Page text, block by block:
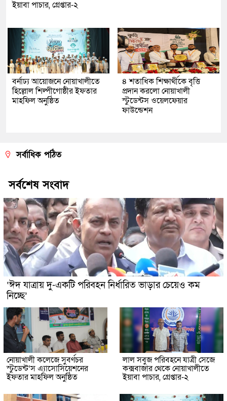
ইয়াবা পাচার, গ্রেপ্তার-২
বর্নাঢ্য আয়োজনে নোয়াখালীতে
হিল্লোল শিল্পীগোষ্ঠীর ইফতার
মাহফিল অনুষ্ঠিত
৪ শতাধিক শিক্ষার্থীকে বৃত্তি
প্রদান করলো নোয়াখালী
স্টুডেন্টস ওয়েলফেয়ার
ফাউন্ডেশন
সর্বাধিক পঠিত
সর্বশেষ সংবাদ
‘ঈদ যাত্রায় দু-একটি পরিবহন নির্ধারিত ভাড়ার চেয়েও কম
নিচ্ছে’
নোয়াখালী কলেজে সুবর্ণচর
স্টুডেন্ট’স এ্যাসোসিয়েশনের
ইফতার মাহফিল অনুষ্ঠিত
লাল সবুজ পরিবহনে যাত্রী সেজে
কক্সবাজার থেকে নোয়াখালীতে
ইয়াবা পাচার, গ্রেপ্তার-২